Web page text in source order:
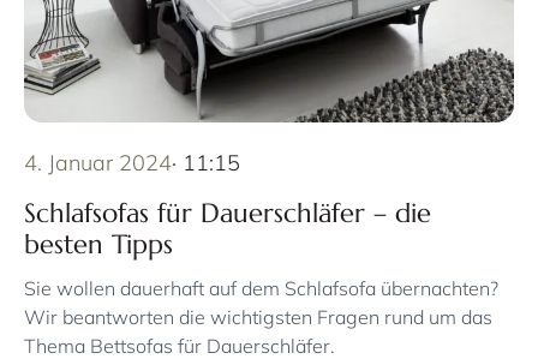
4. Januar 2024· 11:15
Schlafsofas für Dauerschläfer – die
besten Tipps
Sie wollen dauerhaft auf dem Schlafsofa übernachten?
Wir beantworten die wichtigsten Fragen rund um das
Thema Bettsofas für Dauerschläfer.